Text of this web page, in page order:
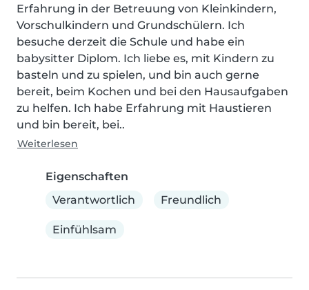
Erfahrung in der Betreuung von Kleinkindern,
Vorschulkindern und Grundschülern. Ich
besuche derzeit die Schule und habe ein
babysitter Diplom. Ich liebe es, mit Kindern zu
basteln und zu spielen, und bin auch gerne
bereit, beim Kochen und bei den Hausaufgaben
zu helfen. Ich habe Erfahrung mit Haustieren
und bin bereit, bei..
Weiterlesen
Eigenschaften
Verantwortlich
Freundlich
Einfühlsam